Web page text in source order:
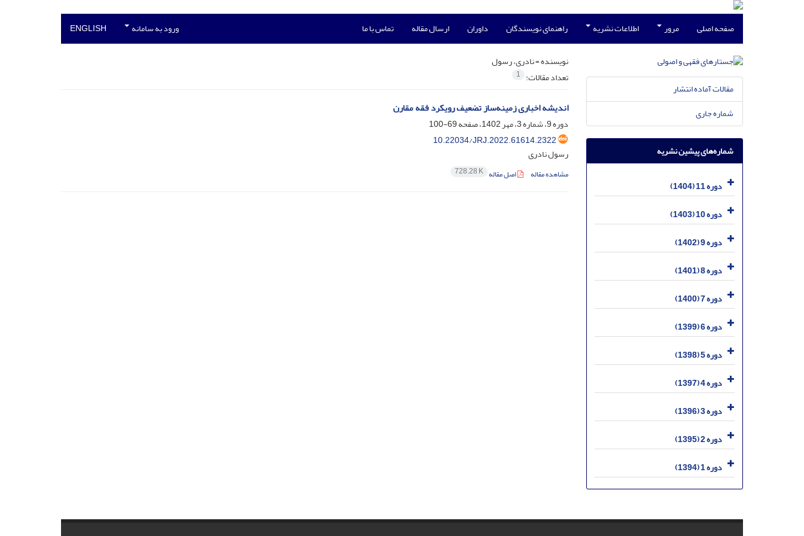
صفحه اصلی مرور اطلاعات نشریه راهنمای نویسندگان داوران ارسال مقاله تماس با ما ورود به سامانه ENGLISH
نویسنده =نادری، رسول
تعداد مقالات: 1
اندیشه اخباری زمینه‌ساز تضعیف رویکرد فقه مقارن
دوره 9، شماره 3، مهر 1402، صفحه
69-100
10.22034/JRJ.2022.61614.2322
رسول نادری
مشاهده مقاله اصل مقاله 728.28 K
مقالات آماده انتشار
شماره جاری
شماره‌های پیشین نشریه
دوره 11 (1404)
دوره 10 (1403)
دوره 9 (1402)
دوره 8 (1401)
دوره 7 (1400)
دوره 6 (1399)
دوره 5 (1398)
دوره 4 (1397)
دوره 3 (1396)
دوره 2 (1395)
دوره 1 (1394)